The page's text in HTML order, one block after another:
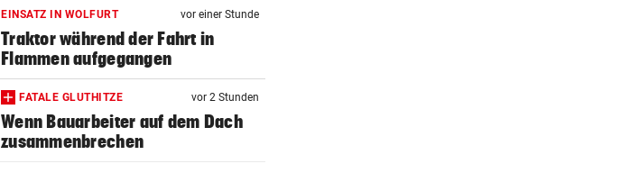
EINSATZ IN WOLFURT vor einer Stunde
Traktor während der Fahrt in
Flammen aufgegangen
FATALE GLUTHITZE vor 2 Stunden
Wenn Bauarbeiter auf dem Dach
zusammenbrechen